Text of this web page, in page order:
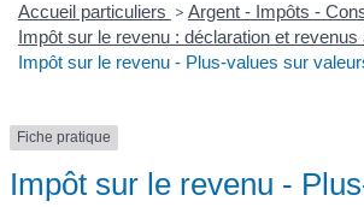
Accueil particuliers > Argent - Impôts -
Impôt sur le revenu : déclaration et revenus
Impôt sur le revenu - Plus-values sur
Fiche pratique
Impôt sur le revenu -